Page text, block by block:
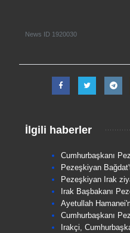
News ID 1920030
İlgili haberler
Cumhurbaşkanı
Pezeşkiyan
Pezeşkiyan Irak
Irak Başbakanı
Ayetullah
Cumhurbaşkanı
Irakçi,